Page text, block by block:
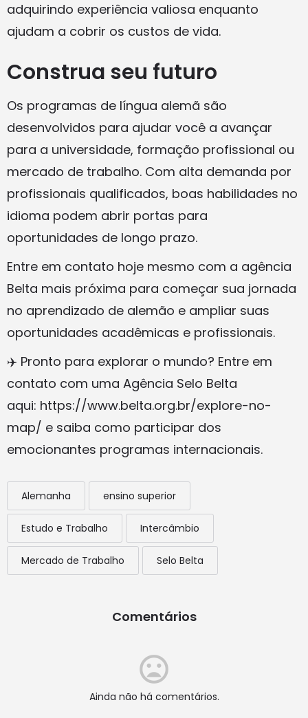
adquirindo experiência valiosa enquanto
ajudam a cobrir os custos de vida.
Construa seu futuro
Os programas de língua alemã são
desenvolvidos para ajudar você a avançar
para a universidade, formação profissional ou
mercado de trabalho. Com alta demanda por
profissionais qualificados, boas habilidades no
idioma podem abrir portas para
oportunidades de longo prazo.
Entre em contato hoje mesmo com a agência
Belta mais próxima para começar sua jornada
no aprendizado de alemão e ampliar suas
oportunidades acadêmicas e profissionais.
✈️ Pronto para explorar o mundo? Entre em
contato com uma Agência Selo Belta
aqui: https://www.belta.org.br/explore-no-
map/ e saiba como participar dos
emocionantes programas internacionais.
Alemanha ensino superior
Estudo e Trabalho Intercâmbio
Mercado de Trabalho Selo Belta
Comentários
Ainda não há comentários.